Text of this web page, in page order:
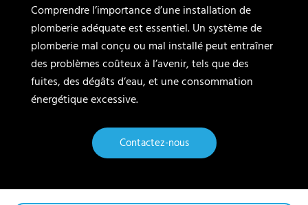
Comprendre l’importance d’une installation de
plomberie adéquate est essentiel. Un système de
plomberie mal conçu ou mal installé peut entraîner
des problèmes coûteux à l’avenir, tels que des
fuites, des dégâts d’eau, et une consommation
énergétique excessive.
Contactez-nous